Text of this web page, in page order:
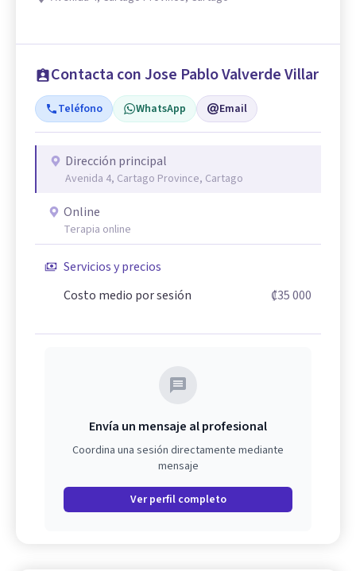
Contacta con Jose Pablo Valverde Villar
Teléfono WhatsApp Email
Dirección principal
Avenida 4, Cartago Province, Cartago
Online
Terapia online
Servicios y precios
Costo medio por sesión
₡35 000
Envía un mensaje al profesional
Coordina una sesión directamente mediante
mensaje
Ver perfil completo